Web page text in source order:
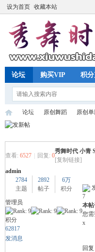
设为首页 收藏本站
论坛 购买VIP 积
秀 »
论坛
›
原创舞蹈
›
原创单
查看: 6527 回复: 0
秀舞时代 小青
[复制链接]
admin
2784
主题
2892
帖子
6万
积分
管理员
积分
62817
发消息
7
本
您
x
回复